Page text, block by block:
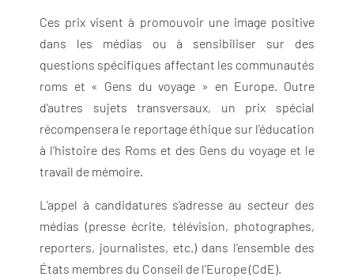
Ces prix visent à promouvoir une image positive
dans les médias ou à sensibiliser sur des
questions spécifiques affectant les communautés
roms et « Gens du voyage » en Europe. Outre
d’autres sujets transversaux, un prix spécial
récompensera le reportage éthique sur l’éducation
à l’histoire des Roms et des Gens du voyage et le
travail de mémoire.
L’appel à candidatures s’adresse au secteur des
médias (presse écrite, télévision, photographes,
reporters, journalistes, etc.) dans l’ensemble des
États membres du Conseil de l’Europe (CdE).